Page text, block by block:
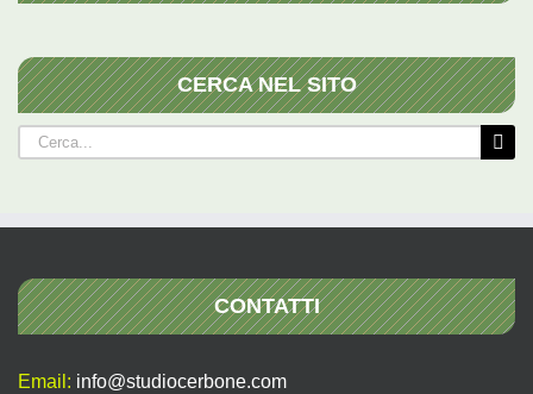
CERCA NEL SITO
Cerca
per:
CONTATTI
Email: info@studiocerbone.com